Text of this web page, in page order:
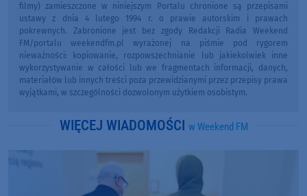
filmy) zamieszczone w niniejszym Portalu chronione są przepisami
ustawy z dnia 4 lutego 1994 r. o prawie autorskim i prawach
pokrewnych. Zabronione jest bez zgody Redakcji Radia Weekend
FM/portalu weekendfm.pl wyrażonej na piśmie pod rygorem
nieważności: kopiowanie, rozpowszechnianie lub jakiekolwiek inne
wykorzystywanie w całości lub we fragmentach informacji, danych,
materiałów lub innych treści poza przewidzianymi przez przepisy prawa
wyjątkami, w szczególności dozwolonym użytkiem osobistym.
WIĘCEJ WIADOMOŚCI w Weekend FM